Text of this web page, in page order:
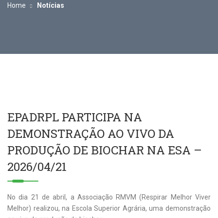
Home Notícias
EPADRPL PARTICIPA NA
DEMONSTRAÇÃO AO VIVO DA
PRODUÇÃO DE BIOCHAR NA ESA –
2026/04/21
No dia 21 de abril, a Associação RMVM (Respirar Melhor Viver
Melhor) realizou, na Escola Superior Agrária, uma demonstração